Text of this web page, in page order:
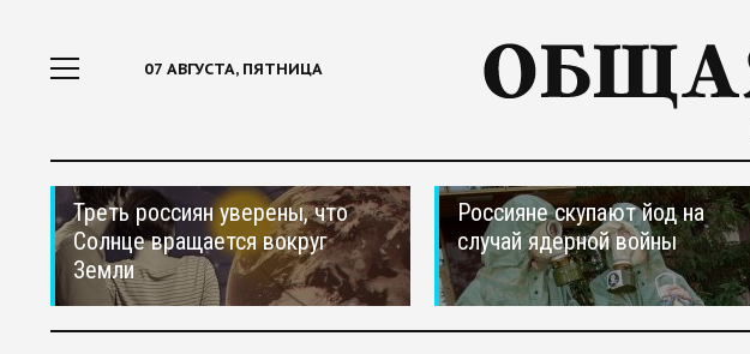
07 АВГУСТА, ПЯТНИЦА
Треть россиян уверены, что
Солнце вращается вокруг
Земли
Россияне скупают йод на
случай ядерной войны